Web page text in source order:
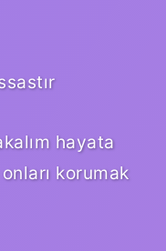
hayata
korumak